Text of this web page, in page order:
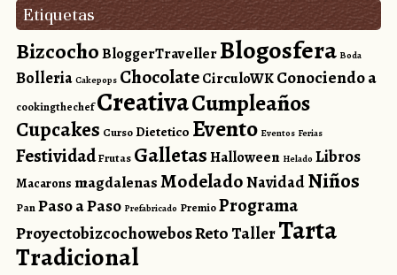
Etiquetas
BizcochoBloggerTravellerBlogosfera Boda
Bolleria Cakepops ChocolateCirculoWKConociendo a
cookingthechef CreativaCumpleaños
Cupcakes CursoDietetico Evento Eventos Ferias
FestividadFrutas GalletasHalloween Helado Libros
Macarons magdalenasModeladoNavidadNiños
PanPaso a Paso Prefabricado PremioPrograma
ProyectobizcochowebosReto TallerTarta
Tradicional